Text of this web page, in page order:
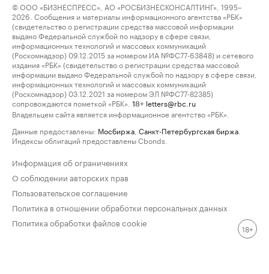
© ООО «БИЗНЕСПРЕСС», АО «РОСБИЗНЕСКОНСАЛТИНГ», 1995–
2026. Сообщения и материалы информационного агентства «РБК»
(свидетельство о регистрации средства массовой информации
выдано Федеральной службой по надзору в сфере связи,
информационных технологий и массовых коммуникаций
(Роскомнадзор) 09.12.2015 за номером ИА №ФС77-63848) и сетевого
издания «РБК» (свидетельство о регистрации средства массовой
информации выдано Федеральной службой по надзору в сфере связи,
информационных технологий и массовых коммуникаций
(Роскомнадзор) 03.12.2021 за номером ЭЛ №ФС77-82385)
сопровождаются пометкой «РБК».
18+ letters@rbc.ru
Владельцем сайта является информационное агентство «РБК».
Данные предоставлены: Мосбиржа Санкт-Петербургская биржа
Индексы облигаций предоставлены Cbonds.
Информация об ограничениях
О соблюдении авторских прав
Пользовательское соглашение
Политика в отношении обработки персональных данных
Политика обработки файлов cookie
18+